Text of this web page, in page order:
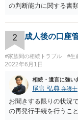
の判断能力に関する書
をしていただければそ
た、Aさんの意向を酌
いる施設の問題もあり
ご相談されるのもひと
2 成人後の口座
#家族間の相続トラブル #生
2022年6月1日
相続・遺言に強い
尾畠 弘典 弁護士
お聞きする限りの状況
の再発行手続を行うこ